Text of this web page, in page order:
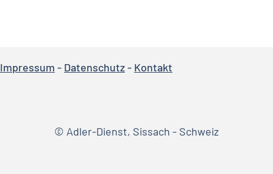
© Adler-Dienst, Sissach - Schweiz
Impressum - Datenschutz- Kontakt